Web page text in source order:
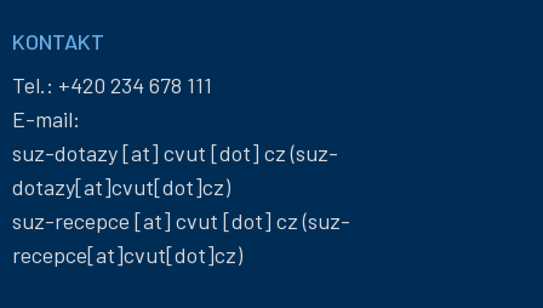
KONTAKT
Tel.: +420 234 678 111
E-mail:
suz-dotazy[at] cvut [dot] cz(suz-
dotazy[at]cvut[dot]cz)
suz-recepce [at] cvut [dot] cz(suz-
recepce[at]cvut[dot]cz)